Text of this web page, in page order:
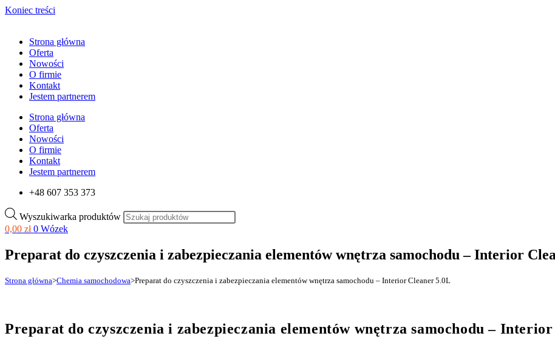
Koniec treści
Strona główna
Oferta
Nowości
O firmie
Kontakt
Jestem partnerem
Strona główna
Oferta
Nowości
O firmie
Kontakt
Jestem partnerem
+48 607 353 373
Wyszukiwarka produktów
0,00 zł 0 Wózek
Preparat do czyszczenia i zabezpieczania elementów wnętrza samochodu – Interior
Strona główna>Chemia samochodowa>Preparat do czyszczenia i zabezpieczania elementów wnętrza samochodu – Interior Cleaner 5.0L
Preparat do czyszczenia i zabezpieczania elementów wnętrza samochodu –